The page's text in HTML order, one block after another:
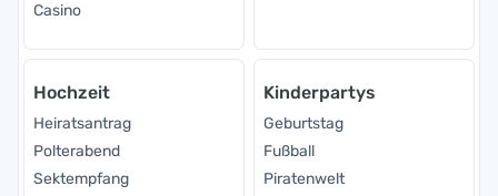
Casino
Hochzeit
Heiratsantrag
Polterabend
Sektempfang
Kinderpartys
Geburtstag
Fußball
Piratenwelt